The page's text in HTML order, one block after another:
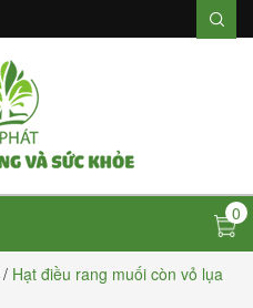
0
/ Hạt điều rang muối còn vỏ lụa